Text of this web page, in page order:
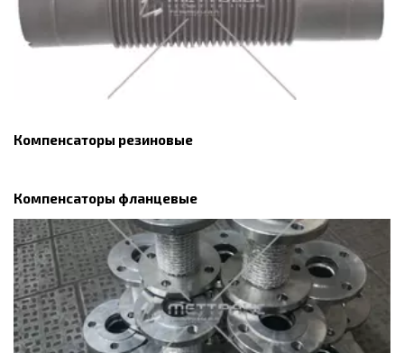
Компенсаторы резиновые
Компенсаторы фланцевые